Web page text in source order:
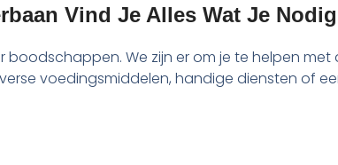
Vind Je Alles Wat Je
boodschappen. We zijn er om je te helpen
voedingsmiddelen, handige diensten of